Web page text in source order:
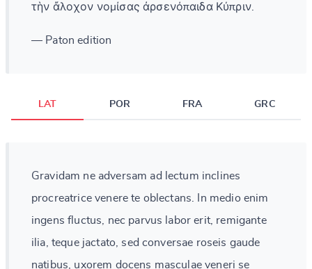
τὴν ἄλοχον νομίσας ἀρσενόπαιδα Κύπριν.
— Paton edition
LAT POR FRA GRC
Gravidam ne adversam ad lectum inclines
procreatrice venere te oblectans. In medio enim
ingens fluctus, nec parvus labor erit, remigante
ilia, teque jactato, sed conversae roseis gaude
natibus, uxorem docens masculae veneri se